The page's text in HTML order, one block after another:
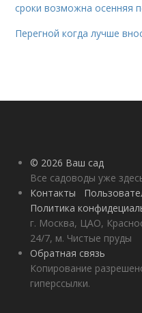
сроки возможна осенняя
Перегной когда лучше
© 2026 Ваш сад
Все садоводы уже
Контакты
Политика
г. Москва, ЦАО,
24/7, м. Чистые пруды
Обратная связь
Копирование
гиперссылки.